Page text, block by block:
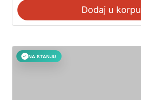
Dodaj u korpu
✓ NA STANJU